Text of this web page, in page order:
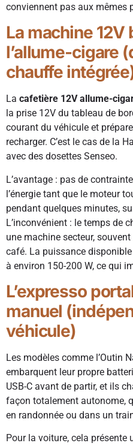
conviennent pas aux mêmes
La machine 12V
l’allume-cigare
chauffe
La cafetière 12V allume-
la prise 12V du tableau de
courant du véhicule et
recharger. C’est le cas de la
avec des dosettes Senseo.
L’avantage : pas de
l’énergie tant que le moteur
pendant quelques minutes,
L’inconvénient : le temps de
une machine secteur,
café. La puissance
à environ 150-200 W, ce qui
L’expresso
manuel
véhicule)
Les modèles comme l’Outin
embarquent leur propre
USB-C avant de partir, et ils
façon totalement autonome,
en randonnée ou dans un
Pour la voiture, cela présente